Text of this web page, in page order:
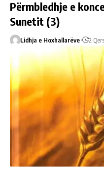
Përmbledhje e
Sunetit (3)
Lidhja e Hoxhallarëve 2